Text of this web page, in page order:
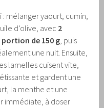
mélanger yaourt, cumin,
d’olive, avec 2
de 150 g, puis
une nuit. Ensuite,
lamelles cuisent vite,
et gardent une
la menthe et une
immédiate, à doser